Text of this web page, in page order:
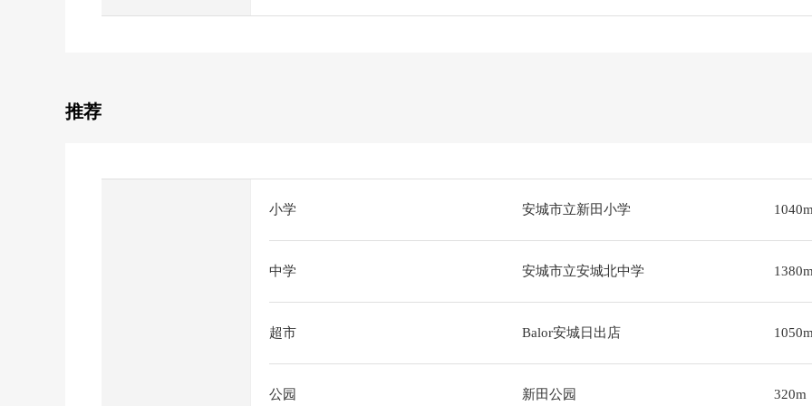
推荐
小学 安城市立新田小学 1040m
中学 安城市立安城北中学 1380m
超市 Balor安城日出店 1050m
公园 新田公园 320m